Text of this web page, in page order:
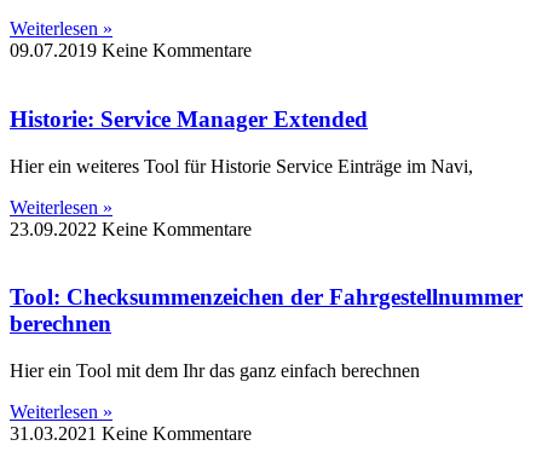
Weiterlesen »
09.07.2019 Keine Kommentare
Historie: Service Manager Extended
Hier ein weiteres Tool für Historie Service Einträge im Navi,
Weiterlesen »
23.09.2022 Keine Kommentare
Tool: Checksummenzeichen der Fahrgestellnummer
berechnen
Hier ein Tool mit dem Ihr das ganz einfach berechnen
Weiterlesen »
31.03.2021 Keine Kommentare